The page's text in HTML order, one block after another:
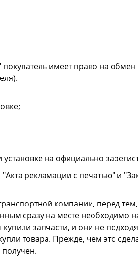
имеет право на
на официально
рекламации с печатью" и
компании, перед
сразу на месте необходимо
запчасти, и они не
товара. Прежде, чем это